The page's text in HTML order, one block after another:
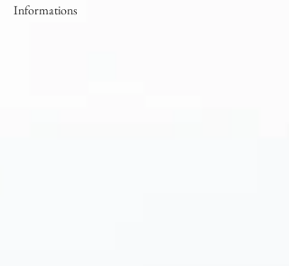
Informations